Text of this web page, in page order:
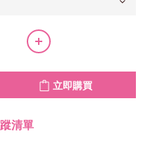
立即購買
清單